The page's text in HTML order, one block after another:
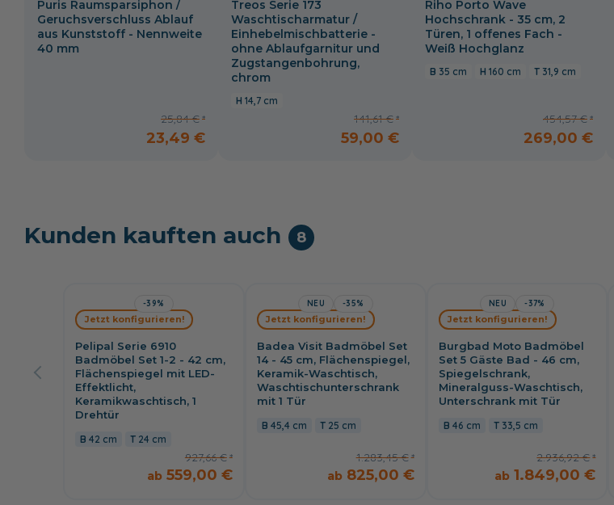
Puris Raumsparsiphon /
Geruchsverschluss Ablauf
aus Kunststoff - Nennweite
40 mm
25,84 €
23,49 €
Treos Serie 173
Waschtischarmatur /
Einhebelmischbatterie -
ohne Ablaufgarnitur und
Zugstangenbohrung,
chrom
14,7 cm
141,61 €
59,00 €
Riho Porto Wave
Hochschrank - 35 cm, 2
Türen, 1 offenes Fach -
Weiß Hochglanz
35 cm 160 cm 31,9 cm
454,57 €
269,00 €
Kunden kauften auch 8
-39%
Pelipal Serie 6910
Badmöbel Set 1-2 - 42 cm,
Flächenspiegel mit LED-
Effektlicht,
Keramikwaschtisch, 1
Drehtür
42 cm 24 cm
927,66 €
559,00 €
Jetzt konfigurieren!
NEU -35%
Badea Visit Badmöbel Set
14 - 45 cm, Flächenspiegel,
Keramik-Waschtisch,
Waschtischunterschrank
mit 1 Tür
45,4 cm 25 cm
1.283,45 €
825,00 €
Jetzt konfigurieren!
NEU -37%
Burgbad Moto Badmöbel
Set 5 Gäste Bad - 46 cm,
Spiegelschrank,
Mineralguss-Waschtisch,
Unterschrank mit Tür
46 cm 33,5 cm
2.936,92 €
1.849,00 €
Jetzt konfigurieren!